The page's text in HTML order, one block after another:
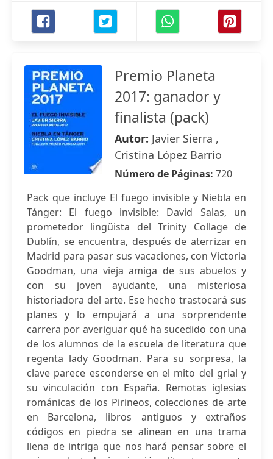
Premio Planeta
2017: ganador y
finalista (pack)
Autor: Javier Sierra ,
Cristina López Barrio
Número de Páginas: 720
Pack que incluye El fuego invisible y Niebla en
Tánger: El fuego invisible: David Salas, un
prometedor lingüista del Trinity Collage de
Dublín, se encuentra, después de aterrizar en
Madrid para pasar sus vacaciones, con Victoria
Goodman, una vieja amiga de sus abuelos y
con su joven ayudante, una misteriosa
historiadora del arte. Ese hecho trastocará sus
planes y lo empujará a una sorprendente
carrera por averiguar qué ha sucedido con una
de los alumnos de la escuela de literatura que
regenta lady Goodman. Para su sorpresa, la
clave parece esconderse en el mito del grial y
su vinculación con España. Remotas iglesias
románicas de los Pirineos, colecciones de arte
en Barcelona, libros antiguos y extraños
códigos en piedra se alinean en una trama
llena de intriga que nos hará pensar sobre el